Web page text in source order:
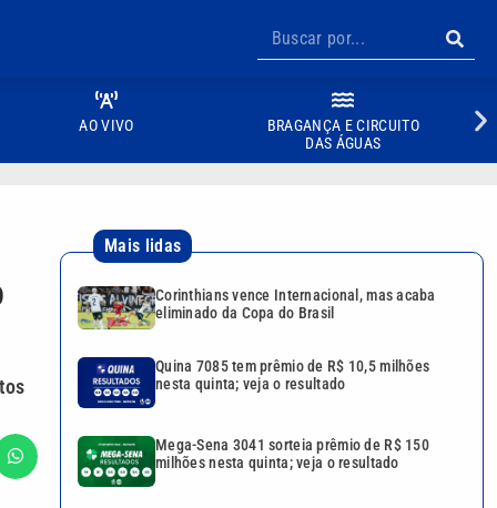
AO VIVO
BRAGANÇA E CIRCUITO
DAS ÁGUAS
Mais lidas
Corinthians vence Internacional, mas acaba
eliminado da Copa do Brasil
Quina 7085 tem prêmio de R$ 10,5 milhões
nesta quinta; veja o resultado
Mega-Sena 3041 sorteia prêmio de R$ 150
milhões nesta quinta; veja o resultado